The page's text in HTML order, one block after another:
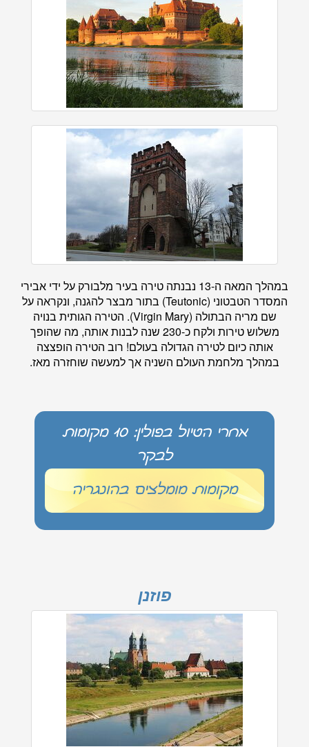
במהלך המאה ה-13 נבנתה טירה בעיר מלבורק על ידי אבירי
המסדר הטבטוני (Teutonic) בתור מבצר להגנה, ונקראה על
שם מריה הבתולה (Virgin Mary). הטירה הגותית בנויה
משלוש טירות ולקח כ-230 שנה לבנות אותה, מה שהופך
אותה כיום לטירה הגדולה בעולם! רוב הטירה הופצצה
במהלך מלחמת העולם השניה אך למעשה שוחזרה מאז.
אחרי הטיול בפולין: 10 מקומות
לבקר
מקומות מומלצים בהונגריה
פוזנן